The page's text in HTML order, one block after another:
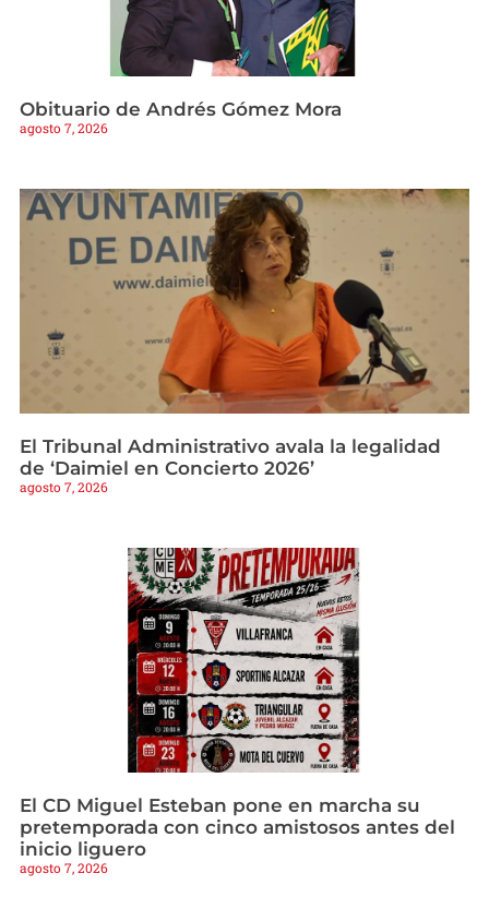
Obituario de Andrés Gómez Mora
agosto 7, 2026
El Tribunal Administrativo avala la legalidad
de ‘Daimiel en Concierto 2026’
agosto 7, 2026
El CD Miguel Esteban pone en marcha su
pretemporada con cinco amistosos antes del
inicio liguero
agosto 7, 2026